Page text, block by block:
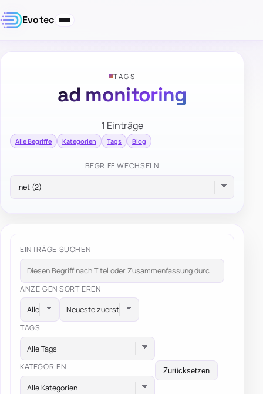
Evotec
TAGS
ad monitoring
1 Einträge
Alle Begriffe Kategorien Tags Blog
BEGRIFF WECHSELN
EINTRÄGE SUCHEN
ANZEIGEN SORTIEREN
TAGS
Alle Tags
KATEGORIEN
Alle Kategorien
Zurücksetzen